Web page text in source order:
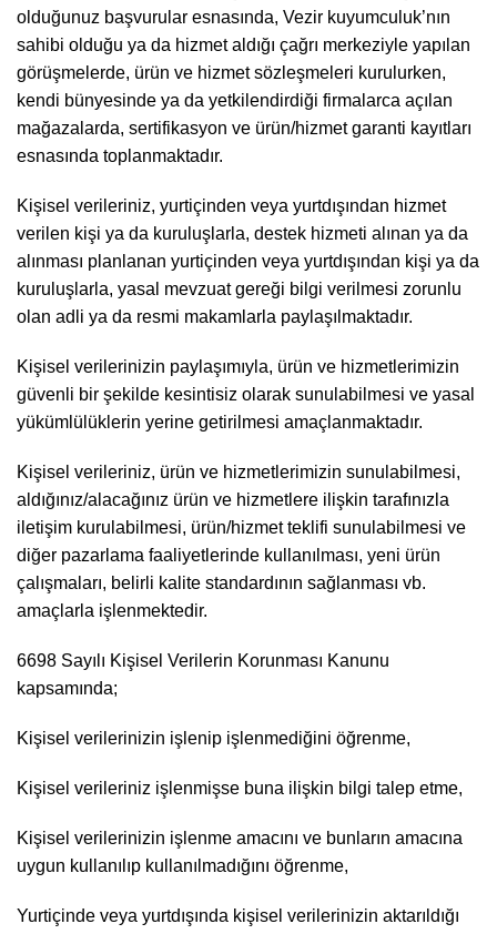
olduğunuz başvurular esnasında, Vezir kuyumculuk’nın
sahibi olduğu ya da hizmet aldığı çağrı merkeziyle yapılan
görüşmelerde, ürün ve hizmet sözleşmeleri kurulurken,
kendi bünyesinde ya da yetkilendirdiği firmalarca açılan
mağazalarda, sertifikasyon ve ürün/hizmet garanti kayıtları
esnasında toplanmaktadır.
Kişisel verileriniz, yurtiçinden veya yurtdışından hizmet
verilen kişi ya da kuruluşlarla, destek hizmeti alınan ya da
alınması planlanan yurtiçinden veya yurtdışından kişi ya da
kuruluşlarla, yasal mevzuat gereği bilgi verilmesi zorunlu
olan adli ya da resmi makamlarla paylaşılmaktadır.
Kişisel verilerinizin paylaşımıyla, ürün ve hizmetlerimizin
güvenli bir şekilde kesintisiz olarak sunulabilmesi ve yasal
yükümlülüklerin yerine getirilmesi amaçlanmaktadır.
Kişisel verileriniz, ürün ve hizmetlerimizin sunulabilmesi,
aldığınız/alacağınız ürün ve hizmetlere ilişkin tarafınızla
iletişim kurulabilmesi, ürün/hizmet teklifi sunulabilmesi ve
diğer pazarlama faaliyetlerinde kullanılması, yeni ürün
çalışmaları, belirli kalite standardının sağlanması vb.
amaçlarla işlenmektedir.
6698 Sayılı Kişisel Verilerin Korunması Kanunu
kapsamında;
Kişisel verilerinizin işlenip işlenmediğini öğrenme,
Kişisel verileriniz işlenmişse buna ilişkin bilgi talep etme,
Kişisel verilerinizin işlenme amacını ve bunların amacına
uygun kullanılıp kullanılmadığını öğrenme,
Yurtiçinde veya yurtdışında kişisel verilerinizin aktarıldığı